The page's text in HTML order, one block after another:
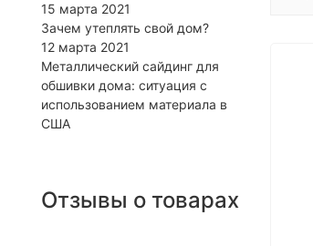
15 марта 2021
Зачем утеплять свой дом?
12 марта 2021
Металлический сайдинг для
обшивки дома: ситуация с
использованием материала в
США
Отзывы о товарах